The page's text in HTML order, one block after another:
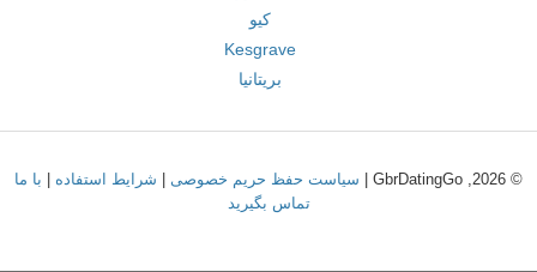
کیو
Kesgrave
بریتانیا
© 2026, GbrDatingGo | سیاست حفظ حریم خصوصی شرایط استفاده
با ما
تماس بگیرید